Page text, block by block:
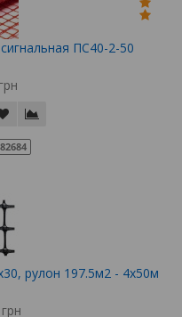
ПС40-2-50
82684
рулон 197.5м2 - 4х50м